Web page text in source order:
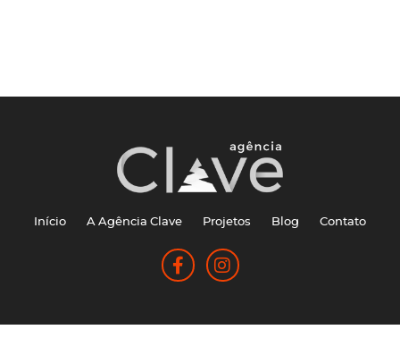
Início A Agência Clave Projetos Blog Contato